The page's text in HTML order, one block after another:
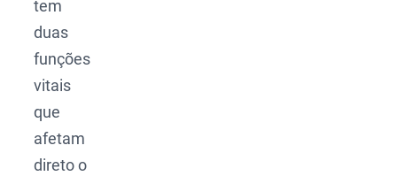
tem
duas
funções
vitais
que
afetam
direto o